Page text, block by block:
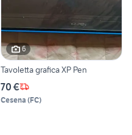
6
Tavoletta grafica XP Pen
70 €
Cesena (FC)